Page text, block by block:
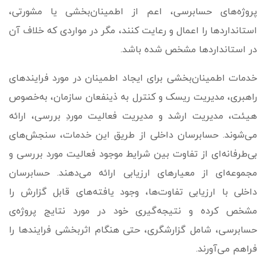
پروژه‌­های حسابرسی، اعم از اطمینان‌بخشی یا مشورتی،
استانداردها را اعمال و رعایت کنند، مگر در مواردی که خلاف آن
در استانداردها مشخص شده باشد.
خدمات اطمینان‌بخشی برای ایجاد اطمینان در مورد فرایندهای
راهبری، مدیریت ریسک و کنترل به ذینفعان سازمان، به‌خصوص
هیئت، مدیریت ارشد و مدیریت فعالیت موردِ بررسی، ارائه
می‌شوند. حسابرسان داخلی از طریق این خدمات، سنجش‌های
بی‌طرفانه‌ای از تفاوت بین شرایط موجود فعالیت مورد بررسی و
مجموعه‌ای از معیارهای ارزیابی ارائه می‌دهند. حسابرسان
داخلی با ارزیابی تفاوت‌ها، وجود یافته‌های قابل گزارش را
مشخص کرده و نتیجه‌گیری خود در مورد نتایج پروژه‌ی
حسابرسی، شامل گزارشگری، حتی هنگام اثربخشی فرایندها را
فراهم می‌آورند.